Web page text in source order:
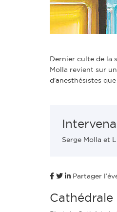
Dernier culte de la
Molla revient sur
d'anesthésistes
Serge Molla et
Partager
Cathédrale